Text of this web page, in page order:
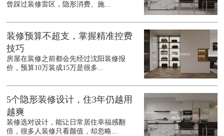
曾踩过装修雷区，隐形消费、施...
装修预算不超支，掌握精准控费
技巧
房屋在装修之前都会先经过沈阳装修报
价，预算10万装成15万是很多...
5个隐形装修设计，住3年仍越用
越爽
装修选对设计，能让日常居住幸福感翻
倍，很多人装修只看颜值，却忽略...